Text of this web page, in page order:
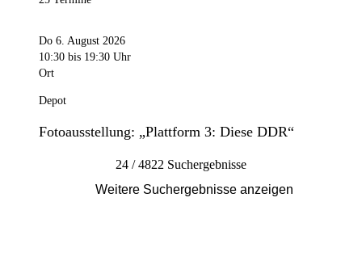
Do 6. August 2026
10:30 bis 19:30 Uhr
Ort
Depot
Fotoausstellung: „Plattform 3: Diese DDR“
24 / 4822 Suchergebnisse
Weitere Suchergebnisse anzeigen